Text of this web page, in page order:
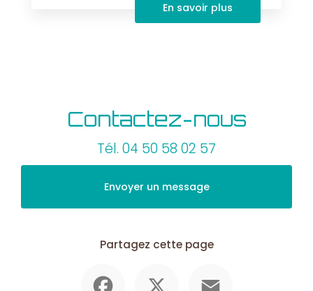
En savoir plus
Contactez-nous
Tél. 04 50 58 02 57
Envoyer un message
Partagez cette page